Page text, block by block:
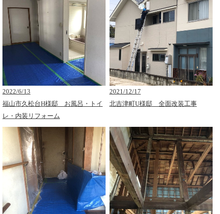
2022/6/13
福山市久松台H様邸 お風呂・トイ
レ・内装リフォーム
2021/12/17
北吉津町U様邸 全面改装工事